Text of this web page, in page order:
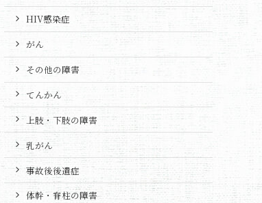
HIV感染症
がん
その他の障害
てんかん
上肢・下肢の障害
乳がん
事故後後遺症
体幹・脊柱の障害